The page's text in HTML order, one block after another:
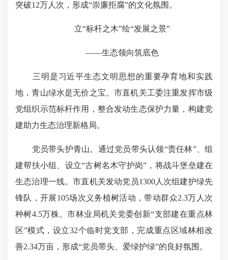
突破12万人次，形成“崇廉拒腐”的文化氛围。
立“标杆之木”绘“发展之景”
——生态领向筑底色
三明是习近平生态文明思想的重要孕育地和实践
地，青山绿水是无价之宝。市直机关工委注重发挥市级
党组织示范标杆作用，整合发动生态保护力量，构建党
建助力生态治理新格局。
党员带头护青山。通过党员带头认领“责任林”、组
建帮扶小组、设立“古树名木守护岗”，将战斗堡垒建在
生态治理一线。市直机关发动党员1300人次组建护绿先
锋队，开展105场次义务植树活动，带动群众2.3万人次
种树4.5万株。市林业局机关党委创新“支部建在重点林
区”模式，设立32个临时党支部，完成重点区域林相改
善2.34万亩，形成“党员带头、爱绿护绿”的良好氛围。